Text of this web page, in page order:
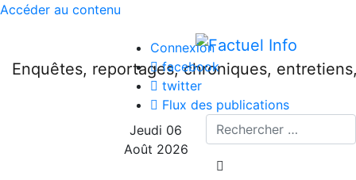
Accéder au contenu
Enquêtes, reportages, chroniques,
Connexion
facebook
twitter
Flux des publications
Jeudi 06
Août 2026
Recherche